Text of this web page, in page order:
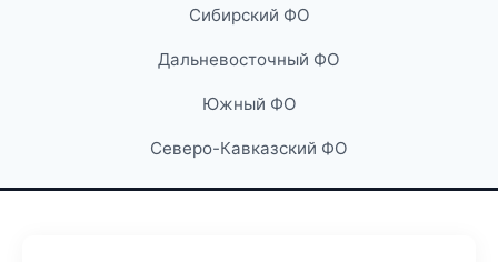
Сибирский ФО
Дальневосточный ФО
Южный ФО
Северо-Кавказский ФО